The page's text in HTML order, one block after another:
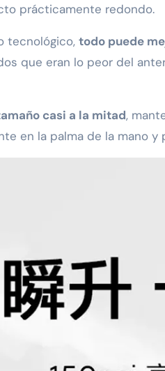
prácticamente redondo.
tecnológico, todo puede
que eran lo peor del
casi a la mitad,
en la palma de la mano y